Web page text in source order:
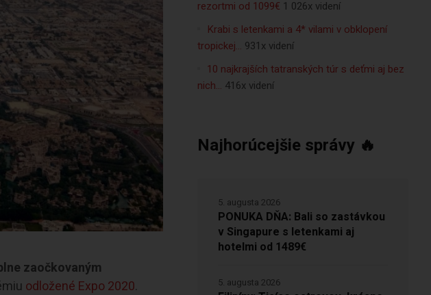
zaočkovaným
odložené Expo 2020.
rezortmi od 1099€ 1 026x videní
Krabi s letenkami a 4* vilami v obklopení
tropickej… 931x videní
10 najkrajších tatranských túr s deťmi aj bez
nich… 416x videní
Najhorúcejšie správy 🔥
PONUKA DŇA: Bali so zastávkou
v Singapure s letenkami aj
hotelmi od 1489€
5. augusta 2026
5. augusta 2026